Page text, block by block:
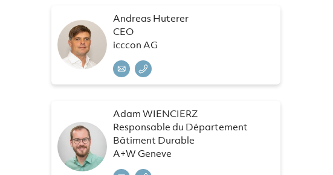
Andreas Huterer
CEO
icccon AG
Adam WIENCIERZ
Responsable du Département
Bâtiment Durable
A+W Geneve